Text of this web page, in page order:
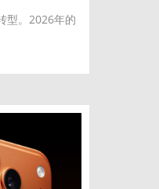
型。2026年的